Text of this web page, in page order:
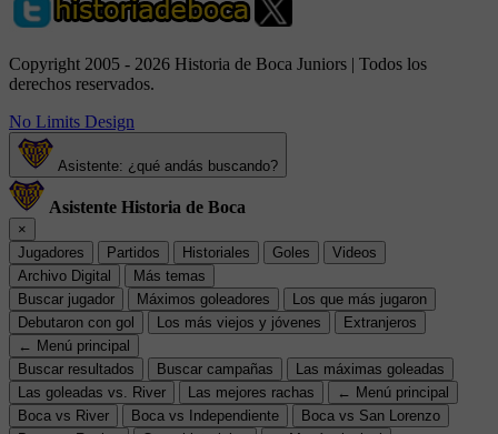
Copyright 2005 - 2026 Historia de Boca Juniors | Todos los
derechos reservados.
No Limits Design
Asistente: ¿qué andás buscando?
Asistente Historia de Boca
×
Jugadores
Partidos Historiales Goles
Videos
Archivo Digital
Más temas
Buscar jugador
Máximos goleadores
Los que más jugaron
Debutaron con gol
Los más viejos y jóvenes
Extranjeros
← Menú principal
Buscar resultados
Buscar campañas
Las máximas goleadas
Las goleadas vs. River
Las mejores rachas
← Menú principal
Boca vs River
Boca vs Independiente
Boca vs San Lorenzo